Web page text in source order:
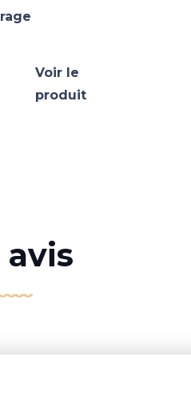
Voir le
produit
avis